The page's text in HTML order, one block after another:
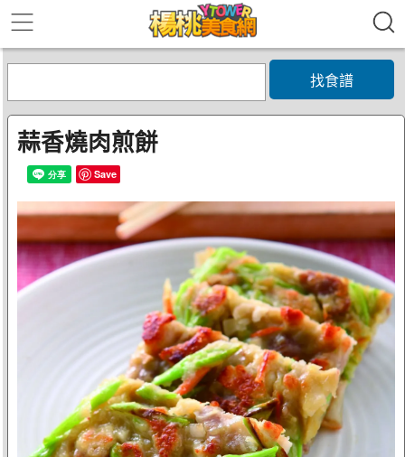
找食譜
蒜香燒肉煎餅
Save